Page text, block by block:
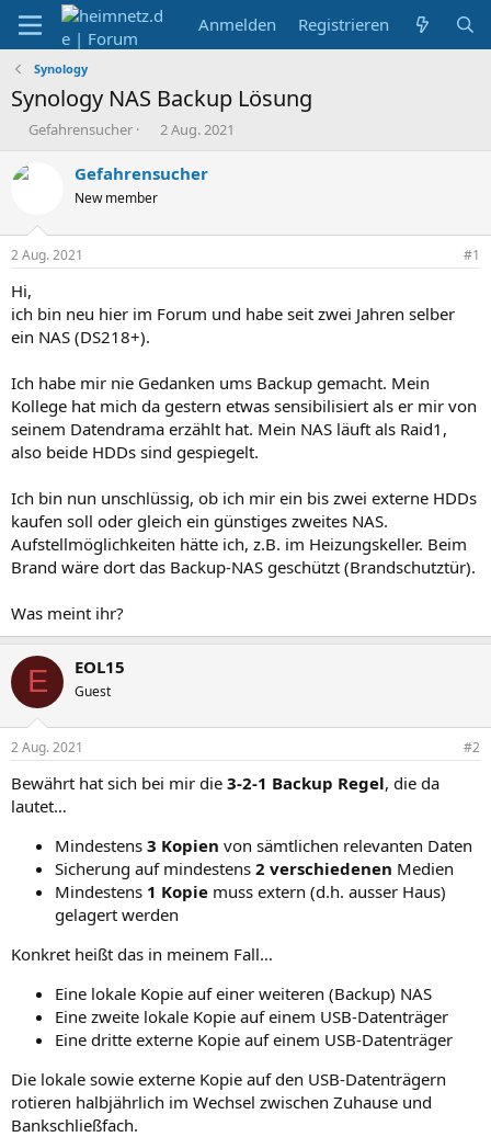
Anmelden Registrieren
Synology
Synology NAS Backup Lösung
E
s
e
Gefahrensucher
E
s
t
m
2 Aug. 2021
Gefahrensucher
New member
2 Aug. 2021 #1
Hi,
ich bin neu hier im Forum und habe seit zwei Jahren selber
ein NAS (DS218+).
Ich habe mir nie Gedanken ums Backup gemacht. Mein
Kollege hat mich da gestern etwas sensibilisiert als er mir von
seinem Datendrama erzählt hat. Mein NAS läuft als Raid1,
also beide HDDs sind gespiegelt.
Ich bin nun unschlüssig, ob ich mir ein bis zwei externe HDDs
kaufen soll oder gleich ein günstiges zweites NAS.
Aufstellmöglichkeiten hätte ich, z.B. im Heizungskeller. Beim
Brand wäre dort das Backup-NAS geschützt (Brandschutztür).
Was meint ihr?
E EOL15
Guest
2 Aug. 2021 #2
Bewährt hat sich bei mir die 3-2-1 Backup Regel, die da
lautet…
Mindestens 3 Kopien von sämtlichen relevanten Daten
Sicherung auf mindestens 2 verschiedenen Medien
Mindestens 1 Kopie muss extern (d.h. ausser Haus)
gelagert werden
Konkret heißt das in meinem Fall…
Eine lokale Kopie auf einer weiteren (Backup) NAS
Eine zweite lokale Kopie auf einem USB-Datenträger
Eine dritte externe Kopie auf einem USB-Datenträger
Die lokale sowie externe Kopie auf den USB-Datenträgern
rotieren halbjährlich im Wechsel zwischen Zuhause und
Bankschließfach.